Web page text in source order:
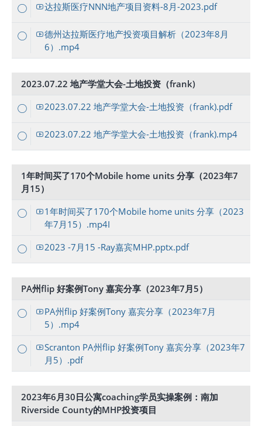
达拉斯医疗NNN地产项目资料-8月-2023.pdf
德州达拉斯医疗地产投资项目解析（2023年8月
6）.mp4
2023.07.22 地产学堂大会-土地投资（frank)
2023.07.22 地产学堂大会-土地投资（frank).pdf
2023.07.22 地产学堂大会-土地投资（frank).mp4
1年时间买了170个Mobile home units 分享（2023年7
月15）
1年时间买了170个Mobile home units 分享（2023
年7月15）.mp4I
2023 -7月15 -Ray嘉宾MHP.pptx.pdf
PA州flip 好案例Tony 嘉宾分享（2023年7月5）
PA州flip 好案例Tony 嘉宾分享（2023年7月
5）.mp4
Scranton PA州flip 好案例Tony 嘉宾分享（2023年7
月5）.pdf
2023年6月30日公寓coaching学员实操案例：南加
Riverside County的MHP投资项目